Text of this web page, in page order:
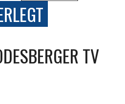
TV